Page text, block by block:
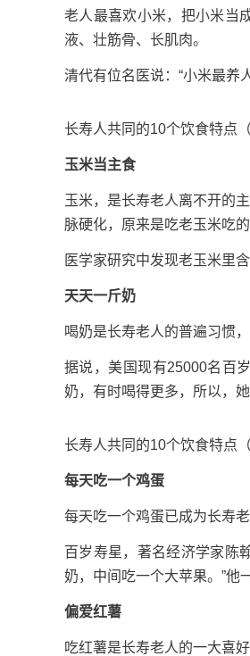
老人最喜欢小米，把小米当
液、壮筋骨、长肌肉。
清代有位名医说：“小米最养
长寿人共同的10个饮食特点
玉米当主食
玉米，是长寿老人离不开的
脉硬化，原来是吃老玉米吃的
医学家研究中发现老玉米里
天天一斤奶
喝奶是长寿老人的普遍习惯
据说，美国现有25000名百
奶，有时喝得更多，所以，
长寿人共同的10个饮食特点
每天吃一个鸡蛋
每天吃一个鸡蛋已成为长寿老
百岁寿星，著名经济学家陈
奶，中间吃一个大苹果。”他
偏爱红薯
吃红薯是长寿老人的一大喜好